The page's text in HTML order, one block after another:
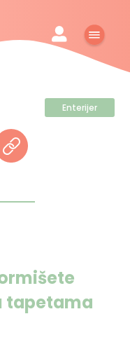
Enterijer
tapetama